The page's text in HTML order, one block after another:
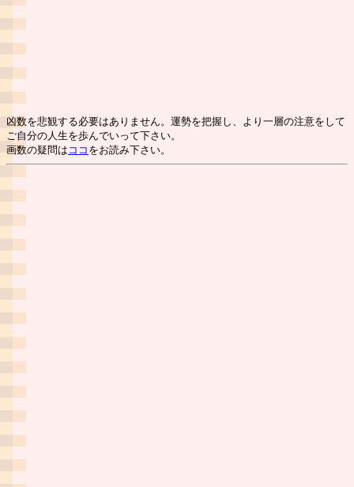
凶数を悲観する必要はありません。運勢を把握し、より一層の注意をして
ご自分の人生を歩んでいって下さい。
画数の疑問は ココ をお読み下さい。